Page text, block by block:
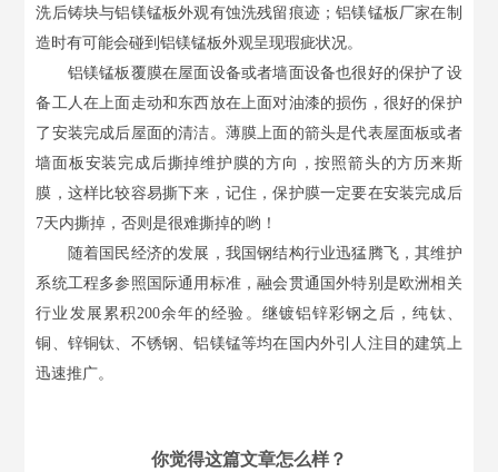
洗后铸块与铝镁锰板外观有蚀洗残留痕迹；铝镁锰板厂家在制
造时有可能会碰到铝镁锰板外观呈现瑕疵状况。
铝镁锰板覆膜在屋面设备或者墙面设备也很好的保护了设
备工人在上面走动和东西放在上面对油漆的损伤，很好的保护
了安装完成后屋面的清洁。薄膜上面的箭头是代表屋面板或者
墙面板安装完成后撕掉维护膜的方向，按照箭头的方历来斯
膜，这样比较容易撕下来，记住，保护膜一定要在安装完成后
7天内撕掉，否则是很难撕掉的哟！
随着国民经济的发展，我国钢结构行业迅猛腾飞，其维护
系统工程多参照国际通用标准，融会贯通国外特别是欧洲相关
行业发展累积200余年的经验。继镀铝锌彩钢之后，纯钛、
铜、锌铜钛、不锈钢、铝镁锰等均在国内外引人注目的建筑上
迅速推广。
你觉得这篇文章怎么样？